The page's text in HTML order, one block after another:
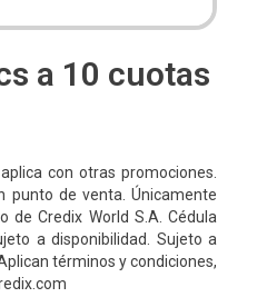
a 10 cuotas
con otras promociones.
punto de venta. Únicamente
de Credix World S.A. Cédula
a disponibilidad. Sujeto a
términos y condiciones,